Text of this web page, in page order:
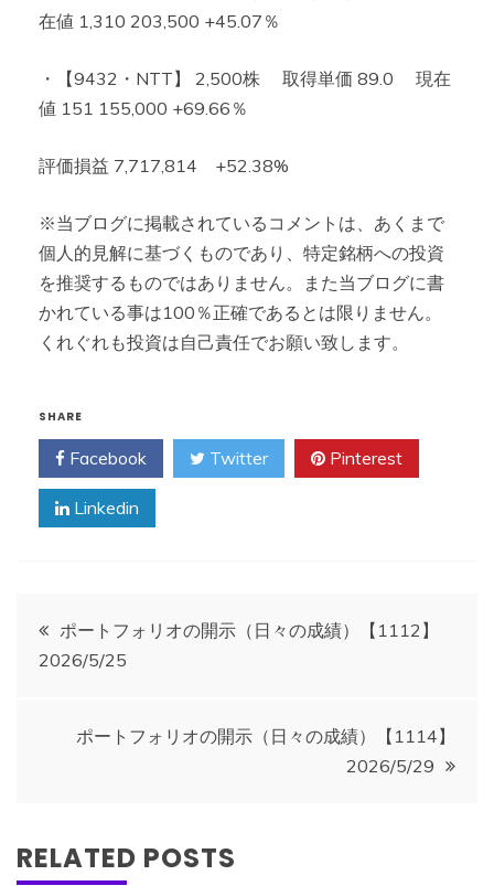
在値 1,310 203,500 +45.07％
・【9432・NTT】 2,500株 取得単価 89.0 現在
値 151 155,000 +69.66％
評価損益 7,717,814 +52.38%
※当ブログに掲載されているコメントは、あくまで
個人的見解に基づくものであり、特定銘柄への投資
を推奨するものではありません。また当ブログに書
かれている事は100％正確であるとは限りません。
くれぐれも投資は自己責任でお願い致します。
SHARE
Facebook Twitter Pinterest
Linkedin
投
稿
ゲ
ポートフォリオの開示（日々の成績）【1112】
2026/5/25
ポートフォリオの開示（日々の成績）【1114】
2026/5/29
RELATED POSTS